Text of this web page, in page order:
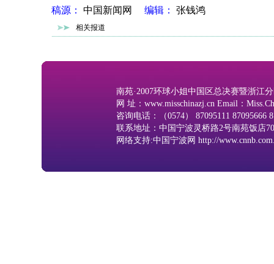
稿源： 中国新闻网 编辑： 张钱鸿
相关报道
南苑·2007环球小姐中国区总决赛暨浙江
网 址：www.misschinazj.cn Email：
咨询电话：（0574） 87095111 87095666
联系地址：中国宁波灵桥路2号南苑饭店
网络支持:中国宁波网 http://